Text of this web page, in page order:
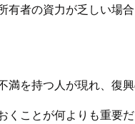
者の資力が乏しい場
を持つ人が現れ、復
ことが何よりも重要だ